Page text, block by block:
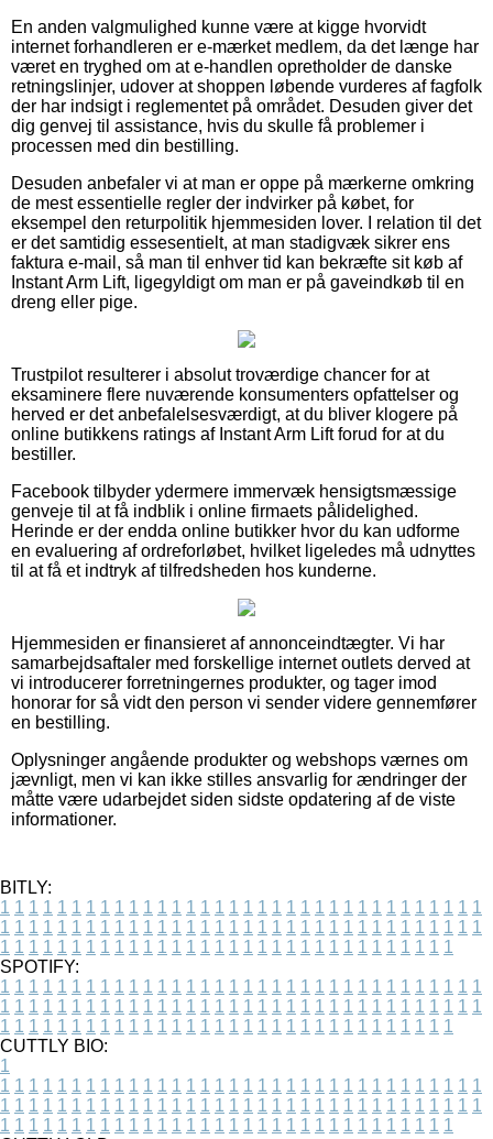
En anden valgmulighed kunne være at kigge hvorvidt
internet forhandleren er e-mærket medlem, da det længe har
været en tryghed om at e-handlen opretholder de danske
retningslinjer, udover at shoppen løbende vurderes af fagfolk
der har indsigt i reglementet på området. Desuden giver det
dig genvej til assistance, hvis du skulle få problemer i
processen med din bestilling.
Desuden anbefaler vi at man er oppe på mærkerne omkring
de mest essentielle regler der indvirker på købet, for
eksempel den returpolitik hjemmesiden lover. I relation til det
er det samtidig essesentielt, at man stadigvæk sikrer ens
faktura e-mail, så man til enhver tid kan bekræfte sit køb af
Instant Arm Lift, ligegyldigt om man er på gaveindkøb til en
dreng eller pige.
Trustpilot resulterer i absolut troværdige chancer for at
eksaminere flere nuværende konsumenters opfattelser og
herved er det anbefalelsesværdigt, at du bliver klogere på
online butikkens ratings af Instant Arm Lift forud for at du
bestiller.
Facebook tilbyder ydermere immervæk hensigtsmæssige
genveje til at få indblik i online firmaets pålidelighed.
Herinde er der endda online butikker hvor du kan udforme
en evaluering af ordreforløbet, hvilket ligeledes må udnyttes
til at få et indtryk af tilfredsheden hos kunderne.
Hjemmesiden er finansieret af annonceindtægter. Vi har
samarbejdsaftaler med forskellige internet outlets derved at
vi introducerer forretningernes produkter, og tager imod
honorar for så vidt den person vi sender videre gennemfører
en bestilling.
Oplysninger angående produkter og webshops værnes om
jævnligt, men vi kan ikke stilles ansvarlig for ændringer der
måtte være udarbejdet siden sidste opdatering af de viste
informationer.
BITLY:
1 1 1 1 1 1 1 1 1 1 1 1 1 1 1 1 1 1 1 1 1 1 1 1 1 1 1 1 1 1 1 1 1 1
1 1 1 1 1 1 1 1 1 1 1 1 1 1 1 1 1 1 1 1 1 1 1 1 1 1 1 1 1 1 1 1 1 1
1 1 1 1 1 1 1 1 1 1 1 1 1 1 1 1 1 1 1 1 1 1 1 1 1 1 1 1 1 1 1 1
SPOTIFY:
1 1 1 1 1 1 1 1 1 1 1 1 1 1 1 1 1 1 1 1 1 1 1 1 1 1 1 1 1 1 1 1 1 1
1 1 1 1 1 1 1 1 1 1 1 1 1 1 1 1 1 1 1 1 1 1 1 1 1 1 1 1 1 1 1 1 1 1
1 1 1 1 1 1 1 1 1 1 1 1 1 1 1 1 1 1 1 1 1 1 1 1 1 1 1 1 1 1 1 1
CUTTLY BIO:
1
1 1 1 1 1 1 1 1 1 1 1 1 1 1 1 1 1 1 1 1 1 1 1 1 1 1 1 1 1 1 1 1 1 1
1 1 1 1 1 1 1 1 1 1 1 1 1 1 1 1 1 1 1 1 1 1 1 1 1 1 1 1 1 1 1 1 1 1
1 1 1 1 1 1 1 1 1 1 1 1 1 1 1 1 1 1 1 1 1 1 1 1 1 1 1 1 1 1 1 1